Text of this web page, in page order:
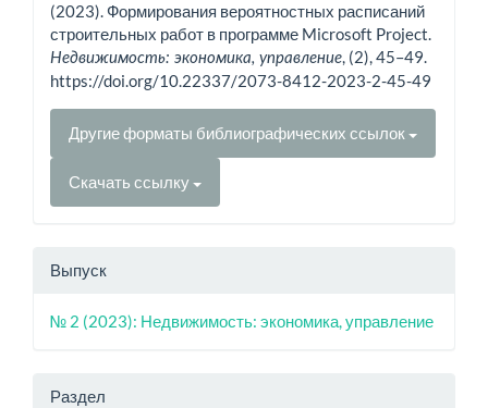
(2023). Формирования вероятностных расписаний
строительных работ в программе Microsoft Project.
Недвижимость: экономика, управление, (2), 45–49.
https://doi.org/10.22337/2073-8412-2023-2-45-49
Другие форматы библиографических ссылок
Скачать ссылку
Выпуск
№ 2 (2023): Недвижимость: экономика, управление
Раздел